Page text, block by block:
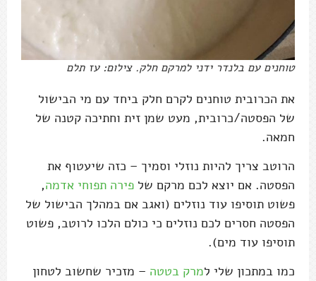
טוחנים עם בלנדר ידני למרקם חלק. צילום: עז תלם
את הכרובית טוחנים לקרם חלק ביחד עם מי הבישול
של הפסטה/כרובית, מעט שמן זית וחתיכה קטנה של
חמאה.
הרוטב צריך להיות נוזלי וסמיך – כזה שיעטוף את
הפסטה. אם יוצא לכם מרקם של פירה תפוחי אדמה,
פשוט תוסיפו עוד נוזלים (ואגב אם במהלך הבישול של
הפסטה חסרים לכם נוזלים כי כולם הלכו לרוטב, פשוט
תוסיפו עוד מים).
כמו במתכון שלי למרק בטטה – מזכיר שחשוב לטחון